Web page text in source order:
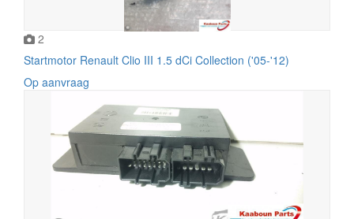
2
Startmotor Renault Clio III 1.5 dCi Collection ('05-'12)
Op aanvraag